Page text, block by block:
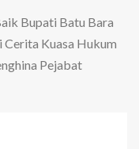
Bupati Batu Bara
Cerita Kuasa Hukum
Pejabat